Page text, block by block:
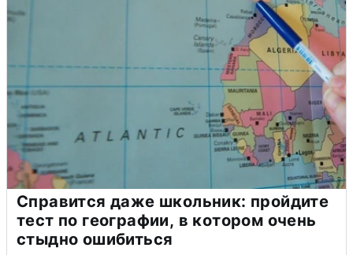
Справится даже школьник: пройдите
тест по географии, в котором очень
стыдно ошибиться